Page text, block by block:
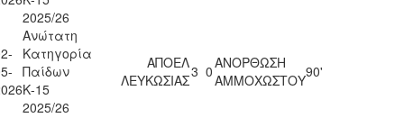
2025/26
Ανώτατη
Κατηγορία
Παίδων
Κ-15
2025/26
ΑΠΟΕΛ
ΛΕΥΚΩΣΙΑΣ3 0ΑΝΟΡΘΩΣΗ
ΑΜΜΟΧΩΣΤΟΥ90'